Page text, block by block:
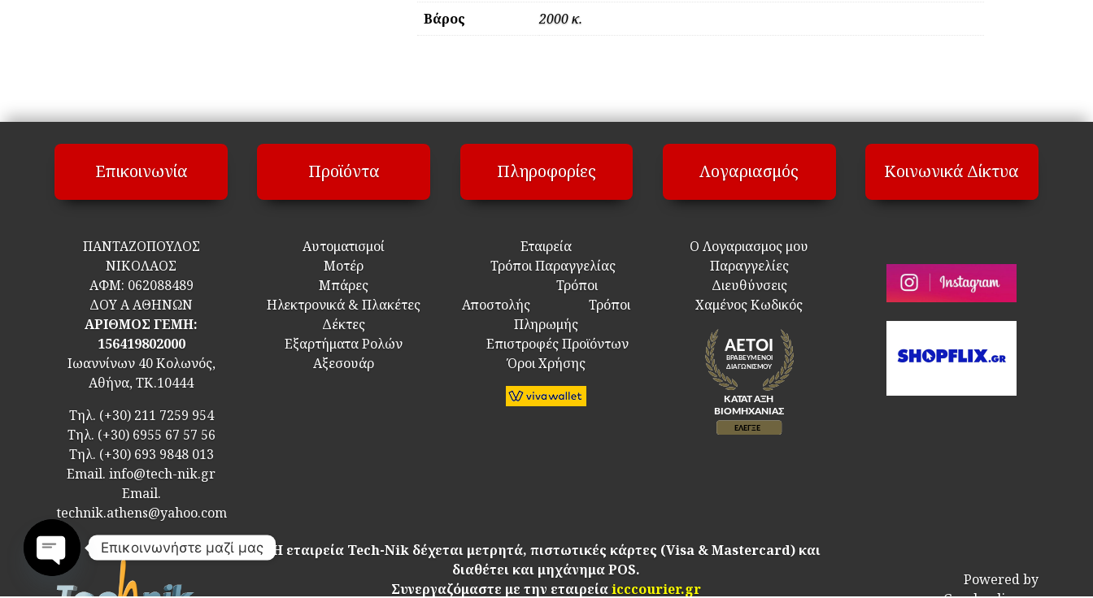
Βάρος 2000 κ.
Επικοινωνία
ΠΑΝΤΑΖΟΠΟΥΛΟΣ
ΝΙΚΟΛΑΟΣ
ΑΦΜ: 062088489
ΔΟΥ Α ΑΘΗΝΩΝ
ΑΡΙΘΜΟΣ ΓΕΜΗ:
156419802000
Ιωαννίνων 40 Κολωνός,
Αθήνα, ΤΚ.10444
Τηλ. (+30) 211 7259 954
Τηλ. (+30) 6955 67 57 56
Τηλ. (+30) 693 9848 013
Email.info@tech-nik.gr
Email.
technik.athens@yahoo.com
Προϊόντα
Αυτοματισμοί
Μοτέρ
Μπάρες
Ηλεκτρονικά & Πλακέτες
Δέκτες
Εξαρτήματα Ρολών
Αξεσουάρ
Πληροφορίες
Εταιρεία
Τρόποι Παραγγελίας
Τρόποι
Αποστολής
Τρόποι
Πληρωμής
Επιστροφές Προϊόντων
Όροι Χρήσης
Λογαριασμός
Ο Λογαριασμος μου
Παραγγελίες
Διευθύνσεις
Χαμένος Κωδικός
Κοινωνικά Δίκτυα
Η εταιρεία Tech-Nik δέχεται μετρητά, πιστωτικές κάρτες (Visa & Mastercard) και
διαθέτει και μηχάνημα POS.
Συνεργαζόμαστε με την εταιρείαicccourier.gr
Powered by
Επικοινωνήστε μαζί μας
chaty